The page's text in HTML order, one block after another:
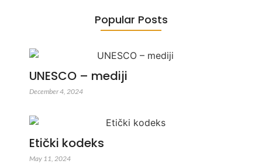
Popular Posts
UNESCO – mediji
December 4, 2024
Etički kodeks
May 11, 2024